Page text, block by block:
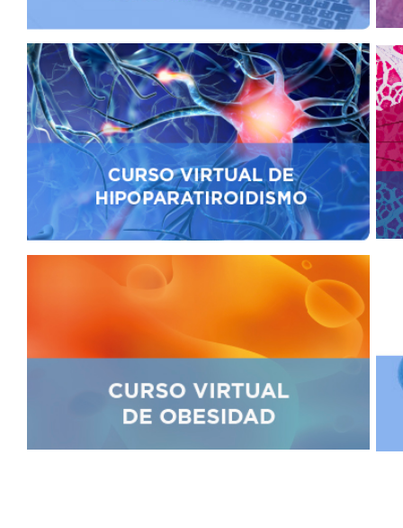
DE
TURNOS
|
5031-
4100
TURNOS
RECETAS